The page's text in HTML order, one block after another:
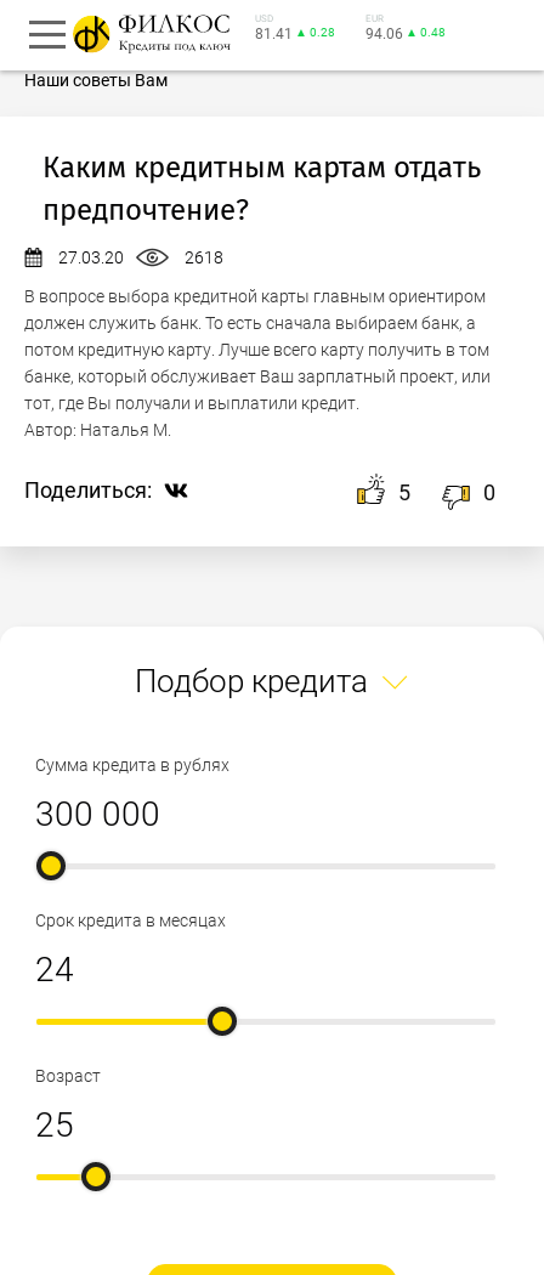
USD
81.41 ▲ 0.28
EUR
94.06 ▲ 0.48
Наши советы Вам
Каким кредитным картам отдать
предпочтение?
27.03.20
2618
В вопросе выбора кредитной карты главным ориентиром
должен служить банк. То есть сначала выбираем банк, а
потом кредитную карту. Лучше всего карту получить в том
банке, который обслуживает Ваш зарплатный проект, или
тот, где Вы получали и выплатили кредит.
Автор: Наталья М.
Поделиться: 5 0
Подбор кредита
Сумма кредита в рублях
Срок кредита в месяцах
Возраст